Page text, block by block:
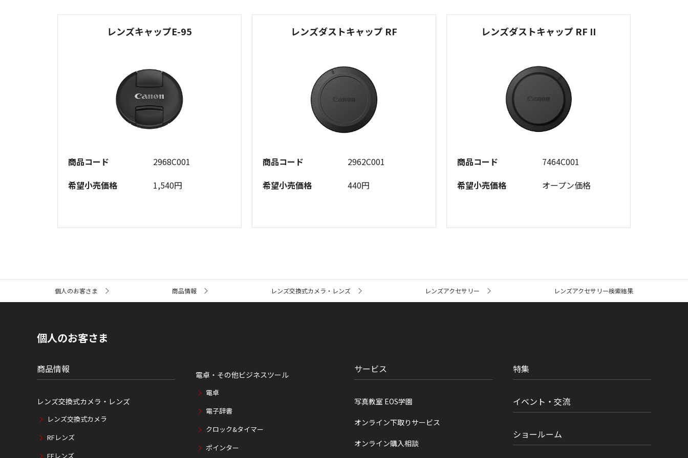
レンズキャップE-95
商品コード
2968C001
希望小売価格
1,540円
レンズダストキャップ RF
商品コード
2962C001
希望小売価格
440円
レンズダストキャップ RF II
商品コード
7464C001
希望小売価格
オープン価格
ト
個人のお客さま 商品情報 レンズ交換式カメラ・レンズ レンズアクセサリー レンズアクセサリー検索結果
個人のお客さま
商品情報
レンズ交換式カメラ・レンズ
レンズ交換式カメラ
RFレンズ
EFレンズ
電卓・その他ビジネスツール
電卓
電子辞書
クロック&タイマー
ポインター
サービス
写真教室 EOS学園
オンライン下取りサービス
オンライン購入相談
特集
イベント・交流
ショールーム